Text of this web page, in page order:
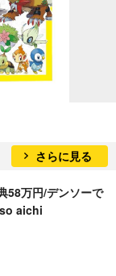
さらに見る
58万円/デンソーで
aichi